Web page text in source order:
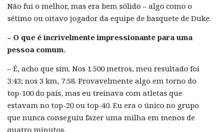
Não fui o melhor, mas era bem sólido – algo como o
sétimo ou oitavo jogador da equipe de basquete de Duke.
– O que é incrivelmente impressionante para uma
pessoa comum.
– É, acho que sim. Nos 1.500 metros, meu resultado foi
3:43; nos 3 km, 7:58. Provavelmente algo em torno do
top-100 do país, mas eu treinava com atletas que
estavam no top-20 ou top-40. Eu era o único no grupo
que nunca conseguiu fazer uma milha em menos de
quatro minutos.